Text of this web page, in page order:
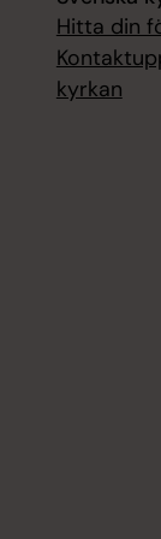
Hitta din
kyrkan